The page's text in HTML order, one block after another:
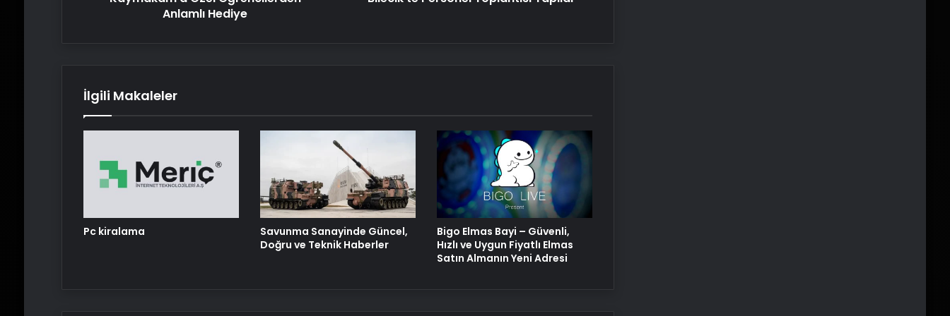
Anlamlı Hediye
İlgili Makaleler
Pc kiralama
Savunma Sanayinde Güncel,
Doğru ve Teknik Haberler
Bigo Elmas Bayi – Güvenli,
Hızlı ve Uygun Fiyatlı Elmas
Satın Almanın Yeni Adresi